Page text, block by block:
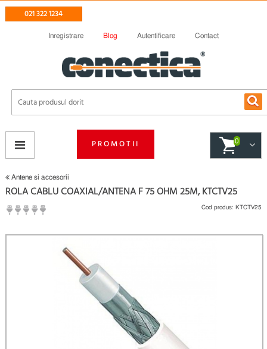
021 322 1234
Inregistrare Blog Autentificare Contact
PROMOTII 0
Antene si accesorii
ROLA CABLU COAXIAL/ANTENA F 75 OHM 25M, KTCTV25
Fii primul care scrie un review
Cod produs: KTCTV25